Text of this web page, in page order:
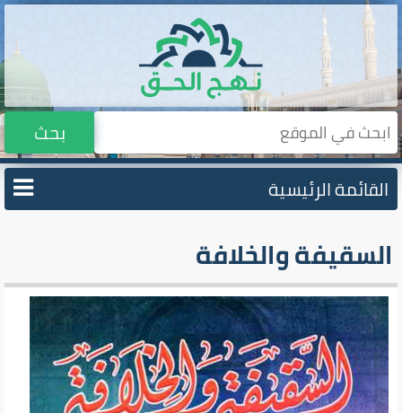
بحث
القائمة الرئيسية
السقيفة والخلافة